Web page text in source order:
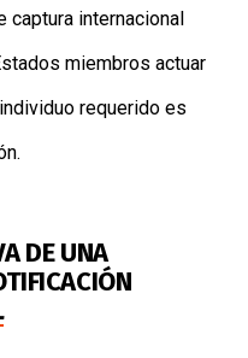
captura internacional
miembros actuar
requerido es
DE UNA